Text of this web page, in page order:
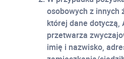
osobowych z innych
której dane dotyczą,
przetwarza
imię i nazwisko,